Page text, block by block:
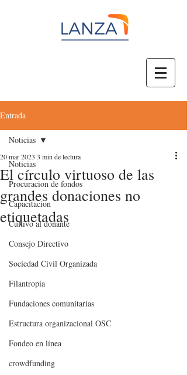
Entrada
Noticias
Procuracion de fondos
Capacitacion
Cultivo al donante
Consejo Directivo
Sociedad Civil Organizada
Filantropía
Fundaciones comunitarias
Estructura organizacional OSC
Fondeo en línea
crowdfunding
Noticias
El círculo virtuoso de las
grandes donaciones no
etiquetadas
20 mar 2023 3 min de lectura